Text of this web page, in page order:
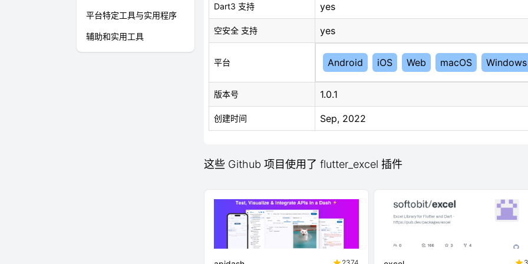
平台特定工具与实用程序
辅助和实用工具
Dart3 支持 yes
空安全 支持 yes
平台 Android iOS Web macOS Windows
版本号 1.0.1
创建时间 Sep, 2022
这些 Github 项目使用了 flutter_excel 插件